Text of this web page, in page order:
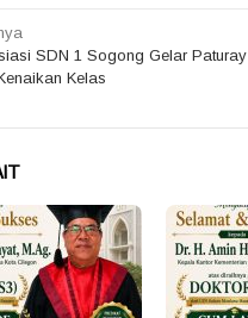
SDN 1 Sogong Gelar Paturay
Kelas